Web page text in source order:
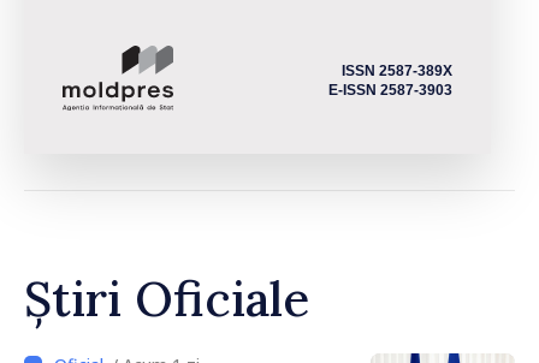
ISSN 2587-389X
E-ISSN 2587-3903
Știri Oficiale